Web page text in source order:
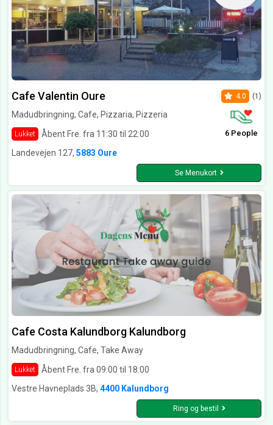
Cafe Valentin Oure
Madudbringning, Cafe, Pizzaria, Pizzeria
Lukket Åbent Fre. fra 11:30 til 22:00
4.0 (1)
6 People
Landevejen 127, 5883 Oure
Se Menukort
Cafe Costa Kalundborg Kalundborg
Madudbringning, Cafe, Take Away
Lukket
Åbent Fre. fra 09:00 til 18:00
Vestre Havneplads 3B, 4400 Kalundborg
Ring og bestil